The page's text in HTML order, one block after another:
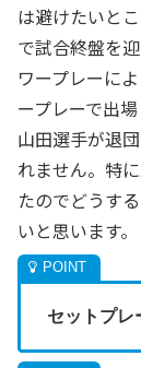
は避けたいと
で試合終盤を
ワープレーに
ープレーで出
山田選手が退
れません。特
たのでどうす
いと思います。
セットプレ